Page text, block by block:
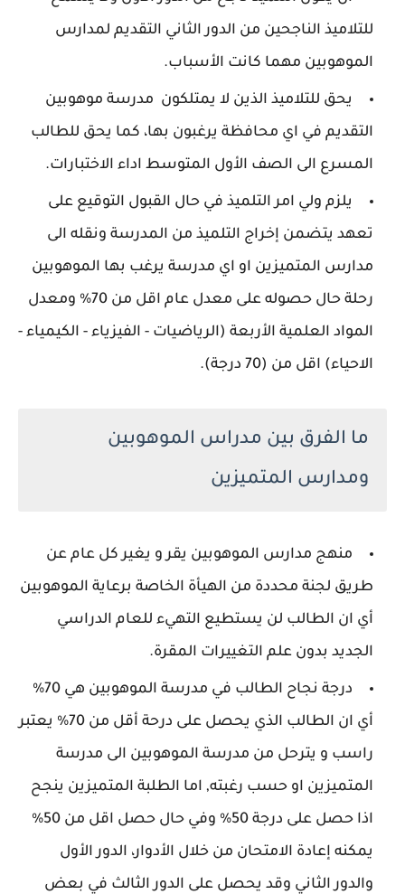
للتلاميذ الناجحين من الدور الثاني التقديم لمدارس
الموهوبين مهما كانت الأسباب.
يحق للتلاميذ الذين لا يمتلكون مدرسة موهوبين
التقديم في اي محافظة يرغبون بها، كما يحق للطالب
المسرع الى الصف الأول المتوسط اداء الاختبارات.
يلزم ولي امر التلميذ في حال القبول التوقيع على
تعهد يتضمن إخراج التلميذ من المدرسة ونقله الى
مدارس المتميزين او اي مدرسة يرغب بها الموهوبين
رحلة حال حصوله على معدل عام اقل من 70% ومعدل
المواد العلمية الأربعة (الرياضيات - الفيزياء - الكيمياء -
الاحياء) اقل من (70 درجة).
ما الفرق بين مدراس الموهوبين
ومدارس المتميزين
منهج مدارس الموهوبين يقر و يغير كل عام عن
طريق لجنة محددة من الهيأة الخاصة برعاية الموهوبين
أي ان الطالب لن يستطيع التهيء للعام الدراسي
الجديد بدون علم التغييرات المقرة.
درجة نجاح الطالب في مدرسة الموهوبين هي 70%
أي ان الطالب الذي يحصل على درحة أقل من 70% يعتبر
راسب و يترحل من مدرسة الموهوبين الى مدرسة
المتميزين او حسب رغبته, اما الطلبة المتميزين ينجح
اذا حصل على درجة 50% وفي حال حصل اقل من 50%
يمكنه إعادة الامتحان من خلال الأدوار، الدور الأول
والدور الثاني وقد يحصل على الدور الثالث في بعض